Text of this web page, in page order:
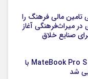
مالی فرهنگ را
میراث‌فرهنگی آغاز
صنایع خلاق
لپ‌تاپ فوق‌سبک هواوی MateBook Pro S با